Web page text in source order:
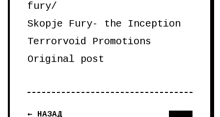
fury/
Skopje Fury- the Inception
Terrorvoid Promotions
Original post
← НАЗАД